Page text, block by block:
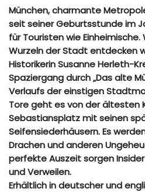
München, charmante
seit seiner Geburtsstunde im
für Touristen wie
Wurzeln der Stadt entdecken
Historikerin Susanne Herleth-
Spaziergang durch „Das alte
Verlaufs der einstigen
Tore geht es von der ältesten
Sebastiansplatz mit seinen
Seifensiederhäusern. Es
Drachen und anderen
perfekte Auszeit sorgen
und Verweilen.
Erhältlich in deutscher und